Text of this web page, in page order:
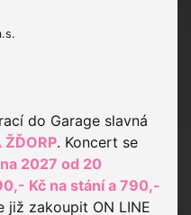
do Garage slavná
ŽĎORP. Koncert se
2027 od 20
Kč na stání a 790,-
již zakoupit ON LINE